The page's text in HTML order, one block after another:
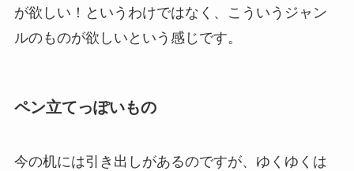
が欲しい！というわけではなく、こういうジャン
ルのものが欲しいという感じです。
ペン立てっぽいもの
今の机には引き出しがあるのですが、ゆくゆくは